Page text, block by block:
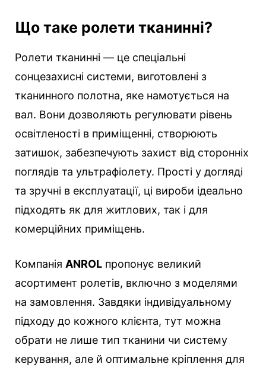
Що таке ролети тканинні?
Ролети тканинні — це спеціальні
сонцезахисні системи, виготовлені з
тканинного полотна, яке намотується на
вал. Вони дозволяють регулювати рівень
освітленості в приміщенні, створюють
затишок, забезпечують захист від сторонніх
поглядів та ультрафіолету. Прості у догляді
та зручні в експлуатації, ці вироби ідеально
підходять як для житлових, так і для
комерційних приміщень.
Компанія ANROL пропонує великий
асортимент ролетів, включно з моделями
на замовлення. Завдяки індивідуальному
підходу до кожного клієнта, тут можна
обрати не лише тип тканини чи систему
керування, але й оптимальне кріплення для